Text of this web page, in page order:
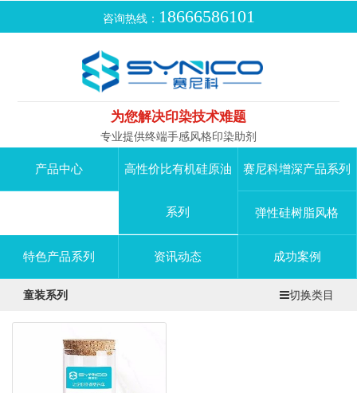
咨询热线： 18666586101
为您解决印染技术难题
专业提供终端手感风格印染助剂
产品中心 高性价比有机硅原油
系列
赛尼科增深产品系列
弹性硅树脂风格
特色产品系列 资讯动态 成功案例
童装系列 切换类目